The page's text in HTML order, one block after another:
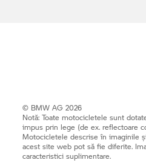
© BMW AG 2026
Notă: Toate motocicletele sunt
impus prin lege (de ex. reflectoare
Motocicletele descrise în imaginile
acest site web pot să fie diferite.
caracteristici suplimentare.